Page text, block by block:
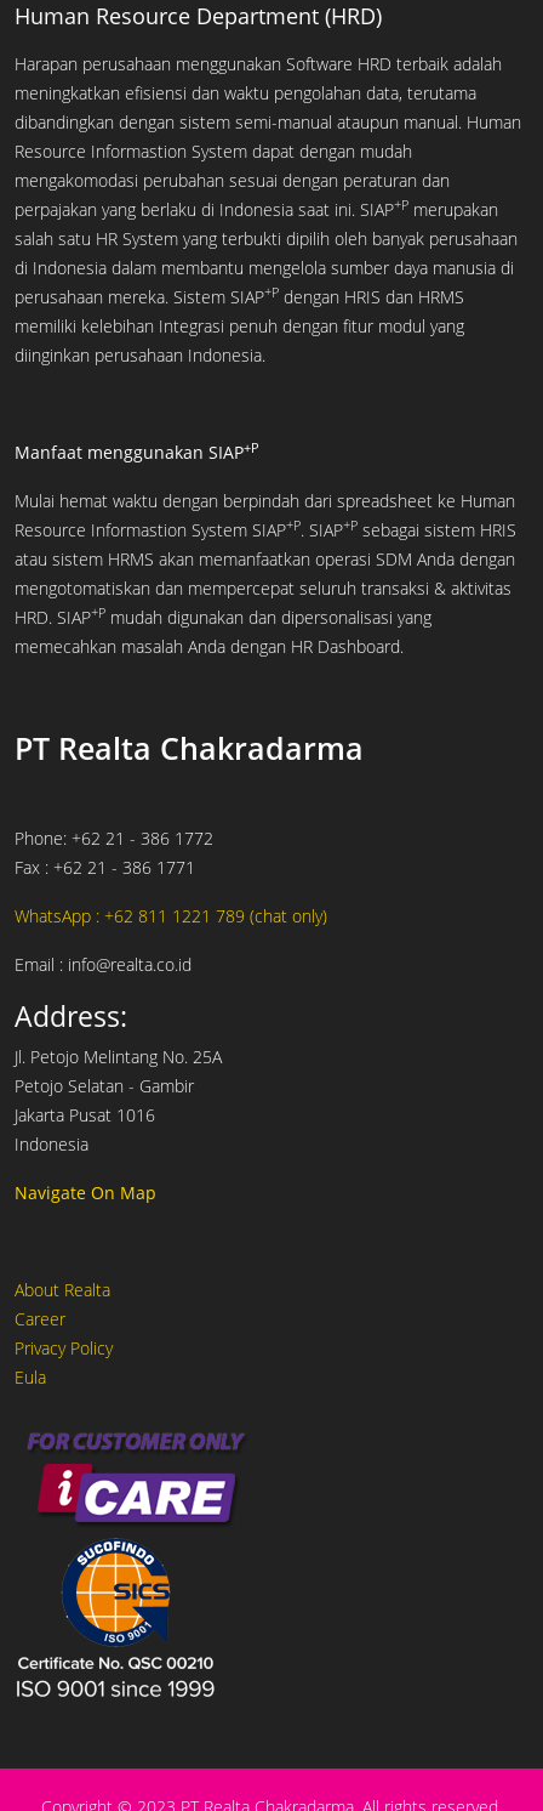
Human Resource Department (HRD)
Harapan perusahaan menggunakan Software HRD terbaik adalah
meningkatkan efisiensi dan waktu pengolahan data, terutama
dibandingkan dengan sistem semi-manual ataupun manual. Human
Resource Informastion System dapat dengan mudah
mengakomodasi perubahan sesuai dengan peraturan dan
perpajakan yang berlaku di Indonesia saat ini. SIAP+P merupakan
salah satu HR System yang terbukti dipilih oleh banyak perusahaan
di Indonesia dalam membantu mengelola sumber daya manusia di
perusahaan mereka. Sistem SIAP+P dengan HRIS dan HRMS
memiliki kelebihan Integrasi penuh dengan fitur modul yang
diinginkan perusahaan Indonesia.
Manfaat menggunakan SIAP+P
Mulai hemat waktu dengan berpindah dari spreadsheet ke Human
Resource Informastion System SIAP+P. SIAP+P sebagai sistem HRIS
atau sistem HRMS akan memanfaatkan operasi SDM Anda dengan
mengotomatiskan dan mempercepat seluruh transaksi & aktivitas
HRD. SIAP+P mudah digunakan dan dipersonalisasi yang
memecahkan masalah Anda dengan HR Dashboard.
PT Realta Chakradarma
Phone: +62 21 - 386 1772
Fax : +62 21 - 386 1771
WhatsApp : +62 811 1221 789 (chat only)
Email : info@realta.co.id
Address:
Jl. Petojo Melintang No. 25A
Petojo Selatan - Gambir
Jakarta Pusat 1016
Indonesia
Navigate On Map
About Realta
Career
Privacy Policy
Eula